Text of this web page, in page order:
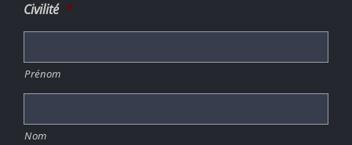
Civilité *
Prénom
Nom